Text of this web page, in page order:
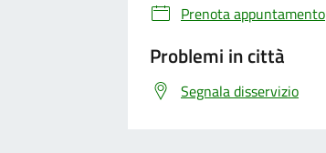
Prenota appuntamento
Problemi in città
Segnala disservizio